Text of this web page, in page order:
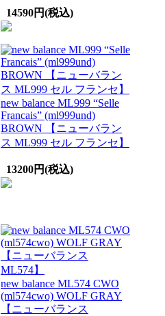
14590円(税込)
new balance ML999 “Selle
Francais” (ml999und)
BROWN 【ニューバラン
ス ML999 セル フランセ】
13200円(税込)
new balance ML574 CWO
(ml574cwo) WOLF GRAY
【ニューバランス